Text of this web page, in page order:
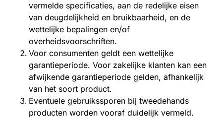
vermelde specificaties, aan de redelijke eisen
van deugdelijkheid en bruikbaarheid, en de
wettelijke bepalingen en/of
overheidsvoorschriften.
Voor consumenten geldt een wettelijke
garantieperiode. Voor zakelijke klanten kan een
afwijkende garantieperiode gelden, afhankelijk
van het soort product.
Eventuele gebruikssporen bij tweedehands
producten worden vooraf duidelijk vermeld.